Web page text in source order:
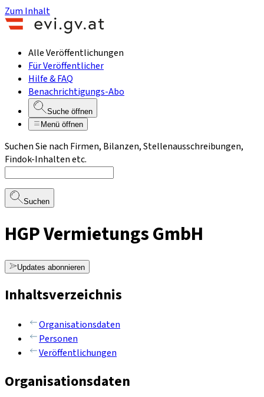
Zum Inhalt
Alle Veröffentlichungen
Für Veröffentlicher
Hilfe & FAQ
Benachrichtigungs-Abo
Suche öffnen
Menü öffnen
Suchen Sie nach Firmen, Bilanzen, Stellenausschreibungen,
Findok-Inhalten etc.
Suchen
HGP Vermietungs GmbH
Updates abonnieren
Inhaltsverzeichnis
Organisationsdaten
Personen
Veröffentlichungen
Organisationsdaten